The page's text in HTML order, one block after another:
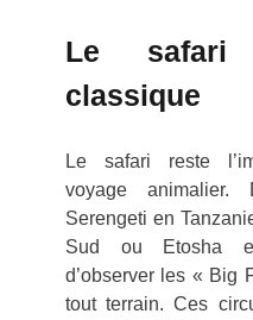
Le safari
classique
Le safari reste
voyage
Serengeti en
Sud ou Etosha
d’observer les « Big
tout terrain. Ces